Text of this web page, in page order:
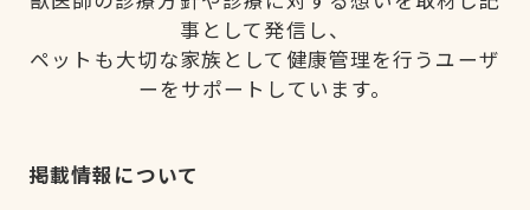
事として発信し、
ペットも大切な家族として健康管理を行うユーザ
ーをサポートしています。
掲載情報について